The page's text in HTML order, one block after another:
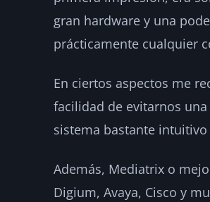
gran hardware y una
prácticamente cualquier
En ciertos aspectos me
facilidad de evitarnos
sistema bastante
Además, Mediatrix o
Digium, Avaya, Cisco y